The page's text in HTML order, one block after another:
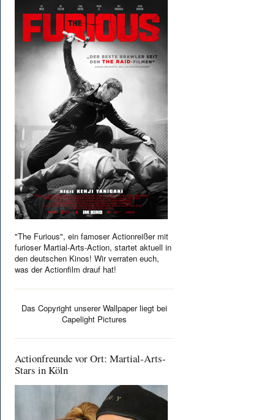
"The Furious", ein famoser Actionreißer mit
furioser Martial-Arts-Action, startet aktuell in
den deutschen Kinos! Wir verraten euch,
was der Actionfilm drauf hat!
Das Copyright unserer Wallpaper liegt bei
Capelight Pictures
Actionfreunde vor Ort: Martial-Arts-
Stars in Köln